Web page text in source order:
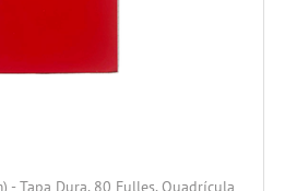
- Tapa Dura, 80 Fulles, Quadrícula